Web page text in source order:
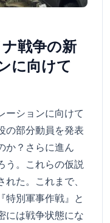
戦争の新
に向けて
ーションに向けて
の部分動員を発表
か？さらに進ん
う。これらの仮説
た。これまで、
特別軍事作戦』と
には戦争状態にな